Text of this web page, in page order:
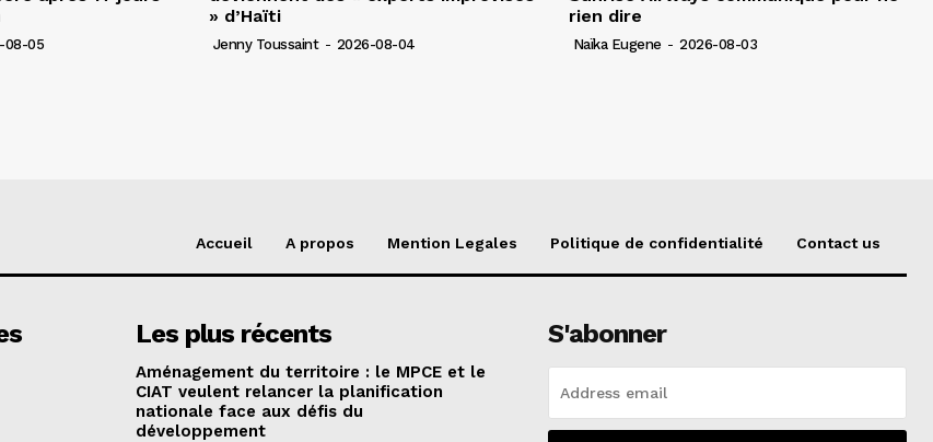
08-05
» d’Haïti
Jenny Toussaint - 2026-08-04
rien dire
Naïka Eugene - 2026-08-03
Accueil A propos Mention Legales Politique de confidentialité Contact us
Les plus récents
Aménagement du territoire : le MPCE et le
CIAT veulent relancer la planification
nationale face aux défis du
développement
S'abonner